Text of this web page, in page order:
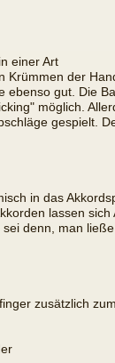
einer Art
Krümmen der
ebenso gut. Die
möglich.
gespielt.
in das
lassen sich
denn, man
zusätzlich